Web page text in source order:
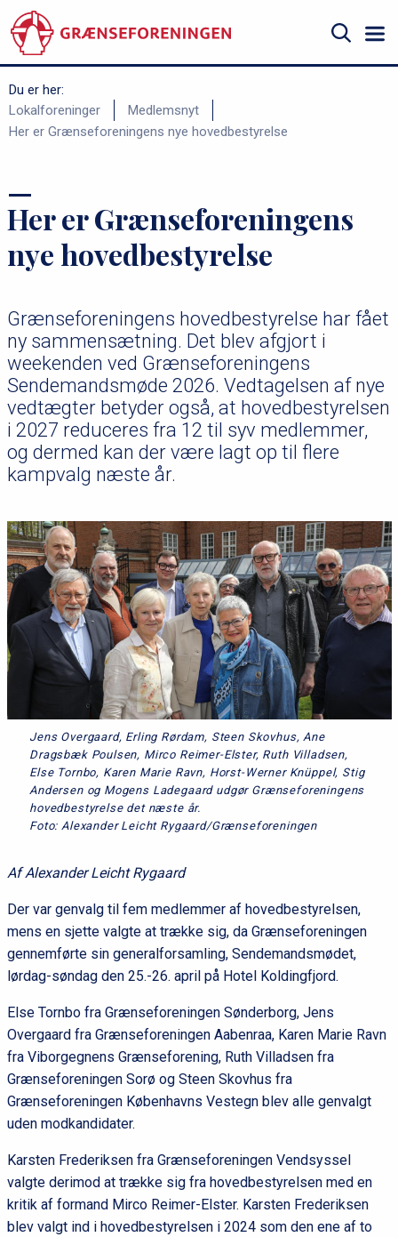
til
hovedindhold
Søg
Du er her:
Lokalforeninger
Medlemsnyt
Her er Grænseforeningens nye hovedbestyrelse
Her er Grænseforeningens
nye hovedbestyrelse
Grænseforeningens hovedbestyrelse har fået
ny sammensætning. Det blev afgjort i
weekenden ved Grænseforeningens
Sendemandsmøde 2026. Vedtagelsen af nye
vedtægter betyder også, at hovedbestyrelsen
i 2027 reduceres fra 12 til syv medlemmer,
og dermed kan der være lagt op til flere
kampvalg næste år.
Jens Overgaard, Erling Rørdam, Steen Skovhus, Ane
Dragsbæk Poulsen, Mirco Reimer-Elster, Ruth Villadsen,
Else Tornbo, Karen Marie Ravn, Horst-Werner Knüppel, Stig
Andersen og Mogens Ladegaard udgør Grænseforeningens
hovedbestyrelse det næste år.
Foto: Alexander Leicht Rygaard/Grænseforeningen
Af Alexander Leicht Rygaard
Der var genvalg til fem medlemmer af hovedbestyrelsen,
mens en sjette valgte at trække sig, da Grænseforeningen
gennemførte sin generalforsamling, Sendemandsmødet,
lørdag-søndag den 25.-26. april på Hotel Koldingfjord.
Else Tornbo fra Grænseforeningen Sønderborg, Jens
Overgaard fra Grænseforeningen Aabenraa, Karen Marie Ravn
fra Viborgegnens Grænseforening, Ruth Villadsen fra
Grænseforeningen Sorø og Steen Skovhus fra
Grænseforeningen Københavns Vestegn blev alle genvalgt
uden modkandidater.
Karsten Frederiksen fra Grænseforeningen Vendsyssel
valgte derimod at trække sig fra hovedbestyrelsen med en
kritik af formand Mirco Reimer-Elster. Karsten Frederiksen
blev valgt ind i hovedbestyrelsen i 2024 som den ene af to